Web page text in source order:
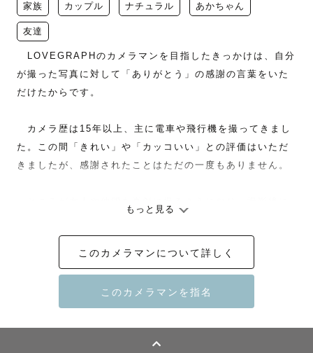
家族 カップル ナチュラル あかちゃん
友達
LOVEGRAPHのカメラマンを目指したきっかけは、自分
が撮った写真に対して「ありがとう」の感謝の言葉をいた
だけたからです。
カメラ歴は15年以上、主に電車や飛行機を撮ってきまし
た。この間「きれい」や「カッコいい」との評価はいただ
きましたが、感謝されたことはただの一度もありません。
人様から感謝の言葉をいただけるスキルが自分にもある
んだ、ということを知ったときに、「それだったらカメラ
でこの道を極めてみよう」と決意した次第です。
ご夫婦やカップル、そしてご家族の撮影をしていて、常
に心掛けていること。それは、貴重なお時間に第三者の自
もっと見る
このカメラマンについて詳しく